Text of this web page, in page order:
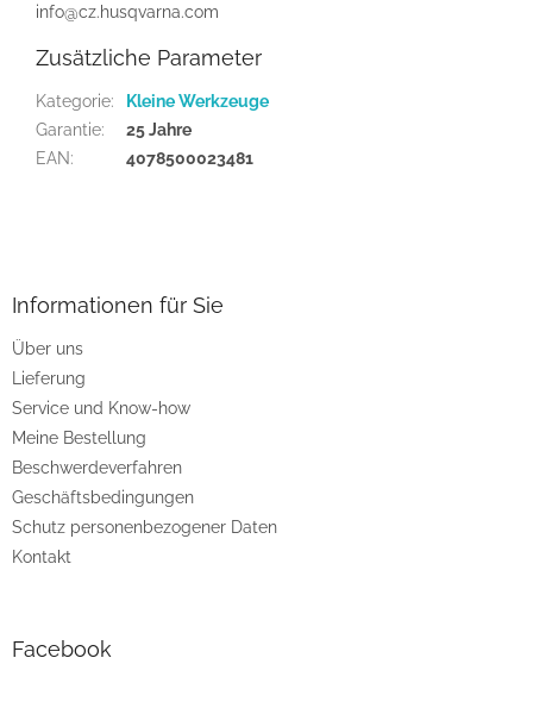
info@cz.husqvarna.com
Zusätzliche Parameter
Kategorie:
Kleine Werkzeuge
Garantie:
25 Jahre
EAN: 4078500023481
e
Informationen für Sie
Über uns
Lieferung
Service und Know-how
Meine Bestellung
Beschwerdeverfahren
Geschäftsbedingungen
Schutz personenbezogener Daten
Kontakt
Facebook